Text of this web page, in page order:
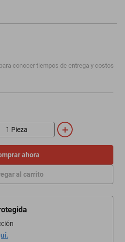
para conocer tiempos de entrega y costos
＋
ahora
al carrito